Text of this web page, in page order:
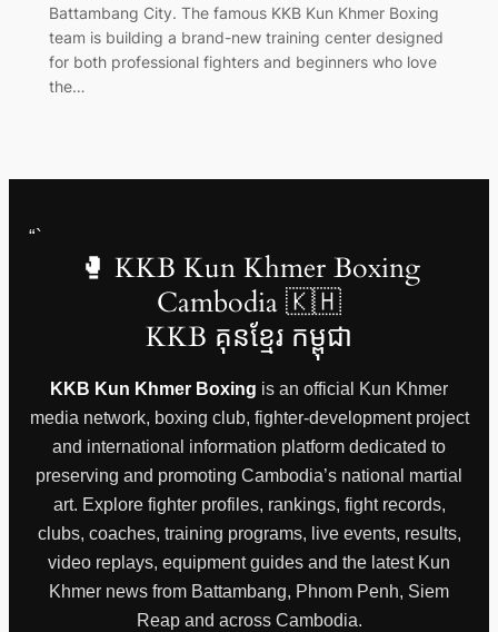
Battambang City. The famous KKB Kun Khmer Boxing
team is building a brand-new training center designed
for both professional fighters and beginners who love
the…
“`
🥊 KKB Kun Khmer Boxing
Cambodia 🇰🇭
KKB គុនខ្មែរ កម្ពុជា
KKB Kun Khmer Boxing is an official Kun Khmer
media network, boxing club, fighter-development project
and international information platform dedicated to
preserving and promoting Cambodia’s national martial
art. Explore fighter profiles, rankings, fight records,
clubs, coaches, training programs, live events, results,
video replays, equipment guides and the latest Kun
Khmer news from Battambang, Phnom Penh, Siem
Reap and across Cambodia.